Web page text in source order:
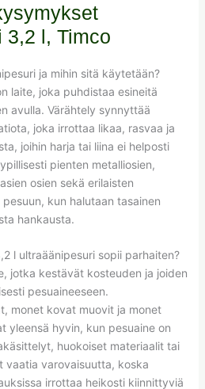
3,2 l, Timco
ja mihin sitä käytetään?
laite, joka puhdistaa esineitä
avulla. Värähtely synnyttää
joka irrottaa likaa, rasvaa ja
joihin harja tai liina ei helposti
pienten metalliosien,
osien sekä erilaisten
kun halutaan tasainen
hankausta.
l ultraäänipesuri sopii parhaiten?
jotka kestävät kosteuden ja joiden
pesuaineeseen.
monet kovat muovit ja monet
yleensä hyvin, kun pesuaine on
huokoiset materiaalit tai
vaatia varovaisuutta, koska
irrottaa heikosti kiinnittyviä